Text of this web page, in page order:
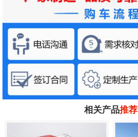
相关产品推荐